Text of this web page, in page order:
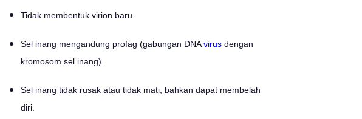
Tidak membentuk virion baru.
Sel inang mengandung profag (gabungan DNAvirus dengan
kromosom sel inang).
Sel inang tidak rusak atau tidak mati, bahkan dapat membelah
diri.